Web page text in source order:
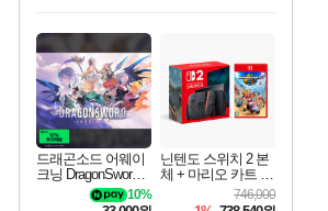
최대 90% 할인가를 만나보세요!
네이버혜택과 함께 만나보세요!
네이버 혜택가와 함께 예약하세요!
할인&네이버혜택으로 만나보세요!
네이버페이 혜택과 만나보세요!
40주년 프로모션으로 만나보세요!
네이버 포인트 혜택까지!
할인가에 만나보세요!
일부 에디션 상시 할인!
혜택으로 예약 판매 중
편안하게 충전하세요
드래곤소드 어웨이
크닝 DragonSword A
10%
닌텐도 스위치 2 본
체 + 마리오 카트 월
746,000